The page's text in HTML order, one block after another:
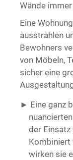
Wände
Eine
ausstrahlen
Bewohners
von Möbeln,
sicher eine
Eine ganz
der Einsatz
Kombiniert
wirken sie